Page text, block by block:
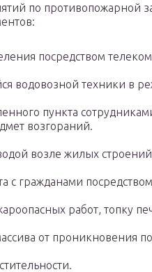
по противопожарной
посредством
водовозной техники в
пункта
возгораний.
возле жилых
с гражданами
работ, топку
от проникновения